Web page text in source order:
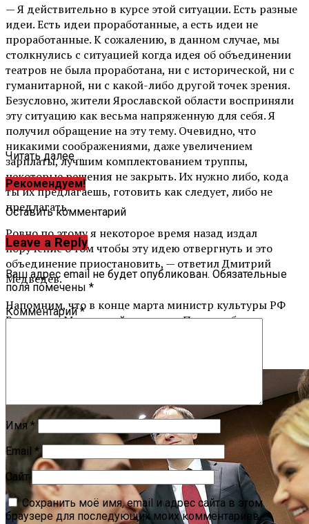
— Я действительно в курсе этой ситуации. Есть разные
идеи. Есть идеи проработанные, а есть идеи не
проработанные. К сожалению, в данном случае, мы
столкнулись с ситуацией когда идея об объединении
театров не была проработана, ни с исторической, ни с
гуманитарной, ни с какой-либо другой точек зрения.
Безусловно, жители Ярославской области восприняли
эту ситуацию как весьма напряженную для себя. Я
получил обращение на эту тему. Очевидно, что
никакими соображениями, даже увеличением
зарплаты, лучшим комплектованием труппы,
некоторые решения не закрыть. Их нужно либо, кода
ты их предлагаешь, готовить как следует, либо не
предлагать.
Ровно по этому я некоторое время назад издал
поручение о том чтобы эту идею отвергнуть и это
объединение приостановить, — ответил Дмитрий
Медведев.
Напомним, что в конце марта министр культуры РФ
Владимир Мединский подписал Приказ об
Читать далее ...
Рекомендуем!
Оставить комментарий
Leave a Reply
Ваш адрес email не будет опубликован. Обязательные
поля помечены *
Комментарий*
Имя*
Email *
Сайт
Сохранить моё имя, email и адрес сайта в этом
браузере для последующих моих комментариев.